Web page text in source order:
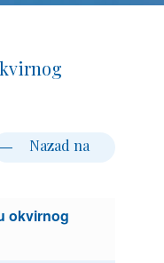
Nazad na
okvirnog